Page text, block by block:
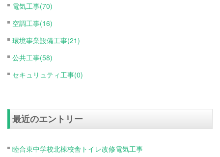
電気工事(70)
空調工事(16)
環境事業設備工事(21)
公共工事(58)
セキュリュティ工事(0)
最近のエントリー
睦合東中学校北棟校舎トイレ改修電気工事